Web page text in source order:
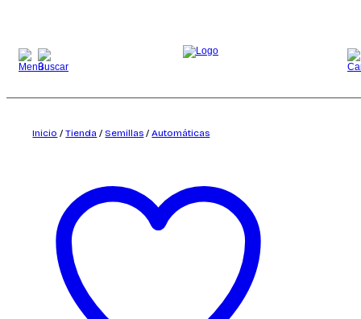
Inicio / Tienda / Semillas / Automáticas